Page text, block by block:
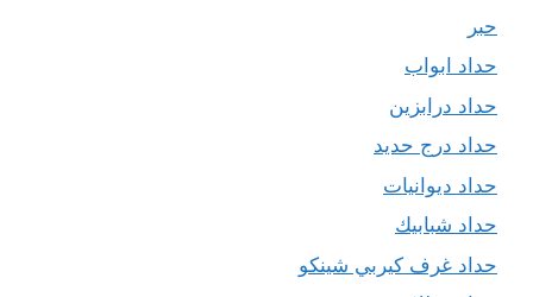
حبر
حداد ابواب
حداد درابزين
حداد درج حديد
حداد ديوانيات
حداد شبابيك
حداد غرف كيربي شينكو